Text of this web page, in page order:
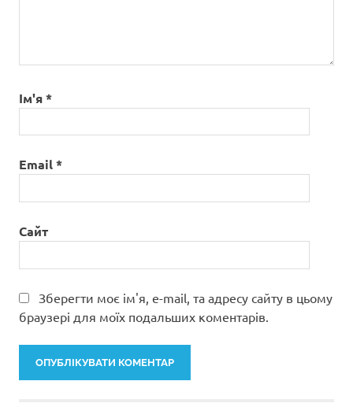
Ім'я*
Email*
Сайт
Зберегти моє ім'я, e-mail, та адресу сайту в цьому
браузері для моїх подальших коментарів.